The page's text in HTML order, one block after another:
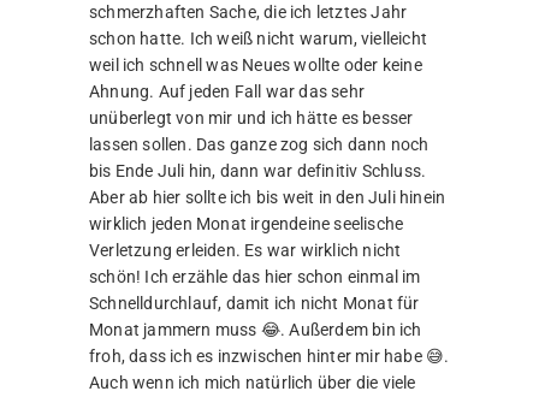
schmerzhaften Sache, die ich letztes Jahr
schon hatte. Ich weiß nicht warum, vielleicht
weil ich schnell was Neues wollte oder keine
Ahnung. Auf jeden Fall war das sehr
unüberlegt von mir und ich hätte es besser
lassen sollen. Das ganze zog sich dann noch
bis Ende Juli hin, dann war definitiv Schluss.
Aber ab hier sollte ich bis weit in den Juli hinein
wirklich jeden Monat irgendeine seelische
Verletzung erleiden. Es war wirklich nicht
schön! Ich erzähle das hier schon einmal im
Schnelldurchlauf, damit ich nicht Monat für
Monat jammern muss 😂. Außerdem bin ich
froh, dass ich es inzwischen hinter mir habe 😅.
Auch wenn ich mich natürlich über die viele